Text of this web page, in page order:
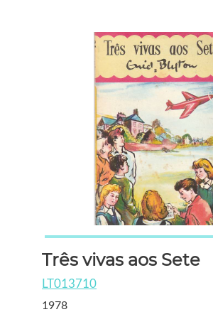
Três vivas aos Sete
LT013710
1978